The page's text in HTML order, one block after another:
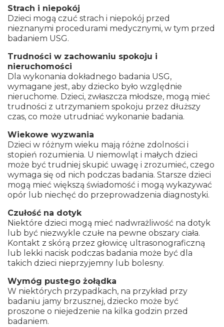
Strach i niepokój
Dzieci mogą czuć strach i niepokój przed
nieznanymi procedurami medycznymi, w tym przed
badaniem USG.
Trudności w zachowaniu spokoju i
nieruchomości
Dla wykonania dokładnego badania USG,
wymagane jest, aby dziecko było względnie
nieruchome. Dzieci, zwłaszcza młodsze, mogą mieć
trudności z utrzymaniem spokoju przez dłuższy
czas, co może utrudniać wykonanie badania.
Wiekowe wyzwania
Dzieci w różnym wieku mają różne zdolności i
stopień rozumienia. U niemowląt i małych dzieci
może być trudniej skupić uwagę i zrozumieć, czego
wymaga się od nich podczas badania. Starsze dzieci
mogą mieć większą świadomość i mogą wykazywać
opór lub niechęć do przeprowadzenia diagnostyki.
Czułość na dotyk
Niektóre dzieci mogą mieć nadwrażliwość na dotyk
lub być niezwykle czułe na pewne obszary ciała.
Kontakt z skórą przez głowicę ultrasonograficzną
lub lekki nacisk podczas badania może być dla
takich dzieci nieprzyjemny lub bolesny.
Wymóg pustego żołądka
W niektórych przypadkach, na przykład przy
badaniu jamy brzusznej, dziecko może być
proszone o niejedzenie na kilka godzin przed
badaniem.